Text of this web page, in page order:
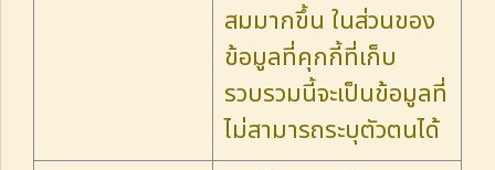
สมมากขึ้น ในส่วนของ
ข้อมูลที่คุกกี้ที่เก็บ
รวบรวมนี้จะเป็นข้อมูลที่
ไม่สามารถระบุตัวตนได้